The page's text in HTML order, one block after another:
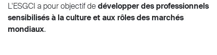
L'ESGCI a pour objectif dedévelopper des professionnels
sensibilisés à la culture et aux rôles des marchés
mondiaux.